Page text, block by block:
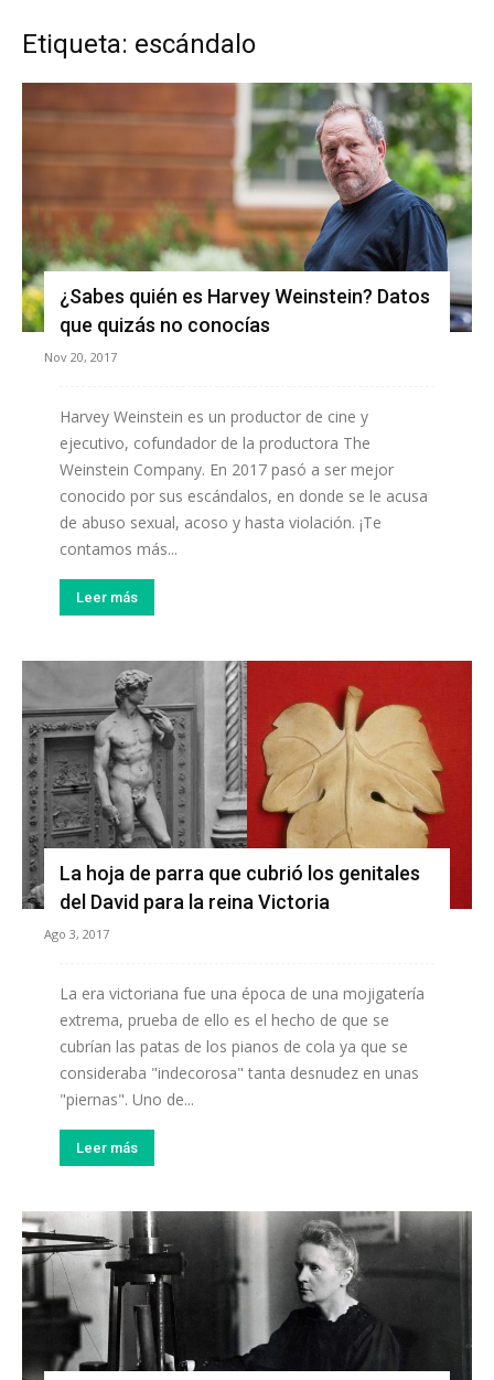
Etiqueta: escándalo
¿Sabes quién es Harvey Weinstein? Datos
que quizás no conocías
Nov 20, 2017
Harvey Weinstein es un productor de cine y
ejecutivo, cofundador de la productora The
Weinstein Company. En 2017 pasó a ser mejor
conocido por sus escándalos, en donde se le acusa
de abuso sexual, acoso y hasta violación. ¡Te
contamos más...
Leer más
La hoja de parra que cubrió los genitales
del David para la reina Victoria
Ago 3, 2017
La era victoriana fue una época de una mojigatería
extrema, prueba de ello es el hecho de que se
cubrían las patas de los pianos de cola ya que se
consideraba "indecorosa" tanta desnudez en unas
"piernas". Uno de...
Leer más